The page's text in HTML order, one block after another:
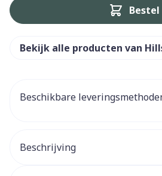
Bestel
Bekijk alle producten van
Beschikbare
Beschrijving